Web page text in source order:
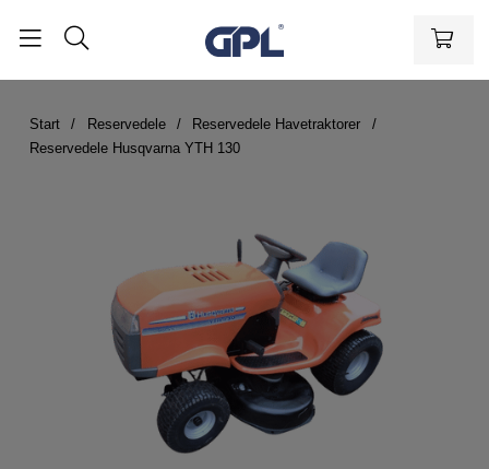
Start Reservedele
Reservedele Havetraktorer
Reservedele Husqvarna YTH 130